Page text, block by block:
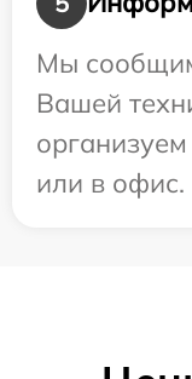
Мы
Вашей
или в офис.